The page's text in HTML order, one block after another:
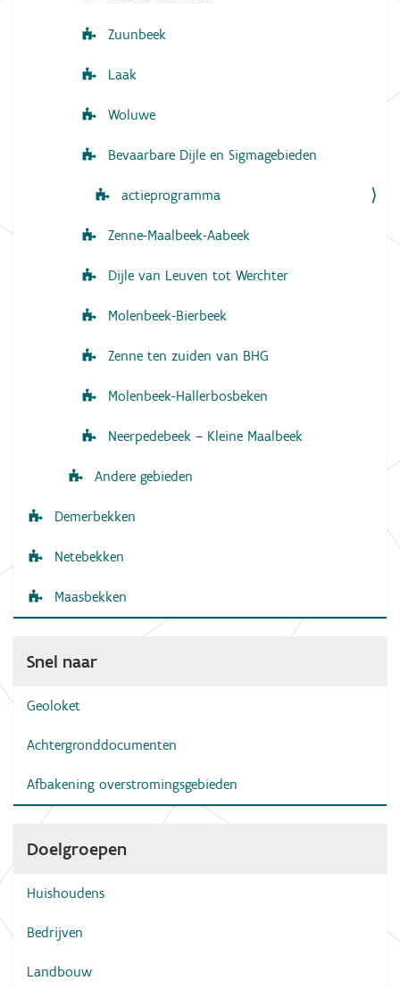
Zuunbeek
Laak
Woluwe
Bevaarbare Dijle en Sigmagebieden
actieprogramma
Zenne-Maalbeek-Aabeek
Dijle van Leuven tot Werchter
Molenbeek-Bierbeek
Zenne ten zuiden van BHG
Molenbeek-Hallerbosbeken
Neerpedebeek – Kleine Maalbeek
Andere gebieden
Demerbekken
Netebekken
Maasbekken
Snel naar
Geoloket
Achtergronddocumenten
Afbakening overstromingsgebieden
Doelgroepen
Huishoudens
Bedrijven
Landbouw